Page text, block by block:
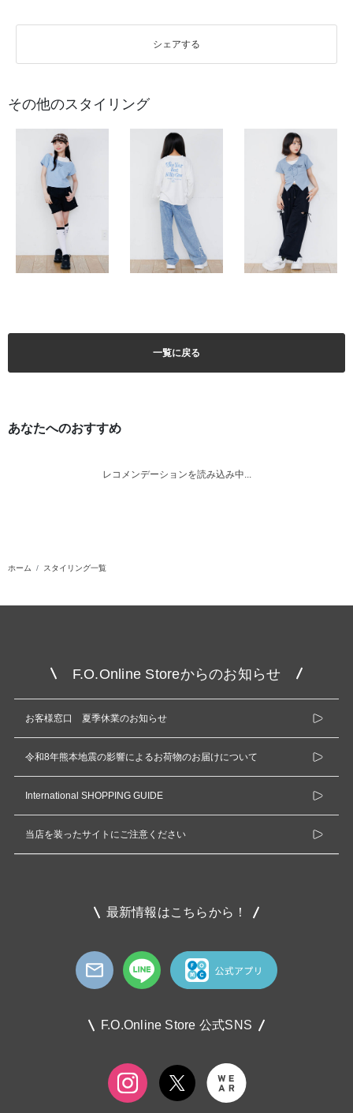
シェアする
その他のスタイリング
一覧に戻る
あなたへのおすすめ
レコメンデーションを読み込み中...
ホーム スタイリング一覧
F.O.Online Storeからのお知らせ
お客様窓口 夏季休業のお知らせ
令和8年熊本地震の影響によるお荷物のお届けについて
International SHOPPING GUIDE
当店を装ったサイトにご注意ください
最新情報はこちらから！
F.O.Online Store 公式SNS